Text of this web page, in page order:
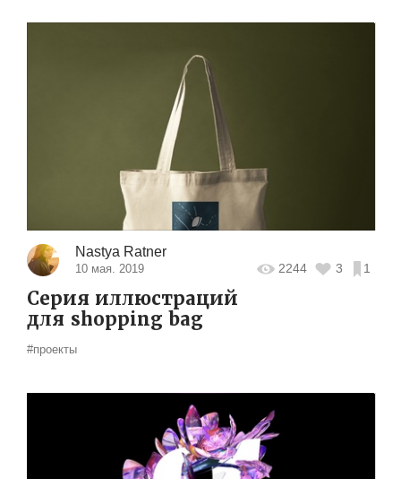
Nastya Ratner
10 мая. 2019 2244 3 1
Серия иллюстраций
для shopping bag
#проекты